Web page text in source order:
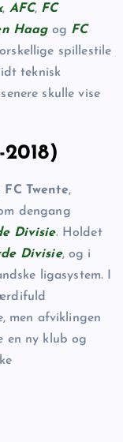
, AFC, FC
Haagog FC
spillestile
teknisk
skulle vise
FC Twente,
dengang
Divisie. Holdet
Divisie, og i
ligasystem. I
men afviklingen
en ny klub og